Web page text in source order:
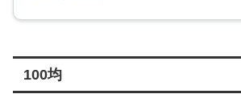
100均